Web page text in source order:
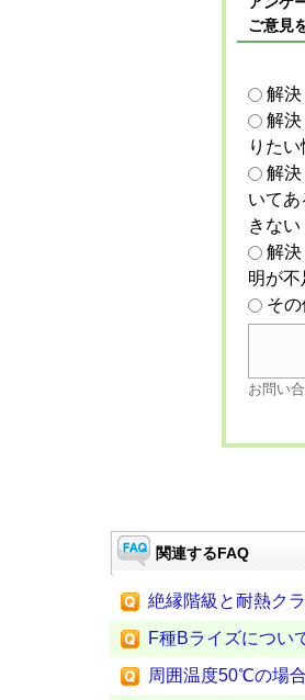
ご意見
解
解
りた
解
いて
きない
解
明が
そ
お問い
関連するFAQ
絶縁階級と耐熱ク
F種Bライズについ
周囲温度50℃の場